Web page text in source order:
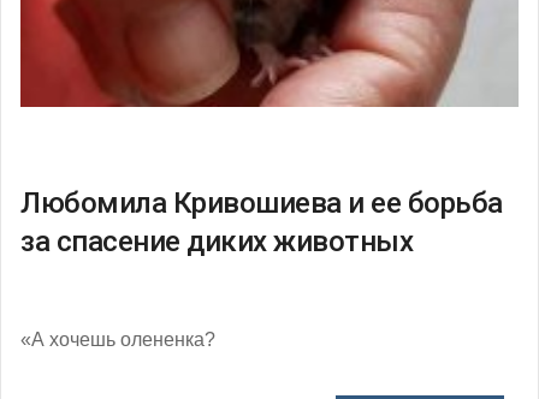
Любомила Кривошиева и ее борьба
за спасение диких животных
«А хочешь олененка?